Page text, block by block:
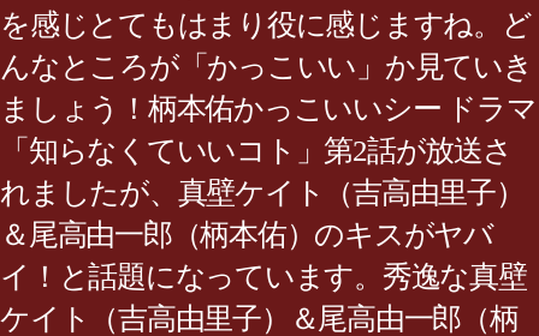
を感じとてもはまり役に感じますね。ど
んなところが「かっこいい」か見ていき
ましょう！柄本佑かっこいいシー ドラマ
「知らなくていいコト」第2話が放送さ
れましたが、真壁ケイト（吉高由里子）
＆尾高由一郎（柄本佑）のキスがヤバ
イ！と話題になっています。秀逸な真壁
ケイト（吉高由里子）＆尾高由一郎（柄